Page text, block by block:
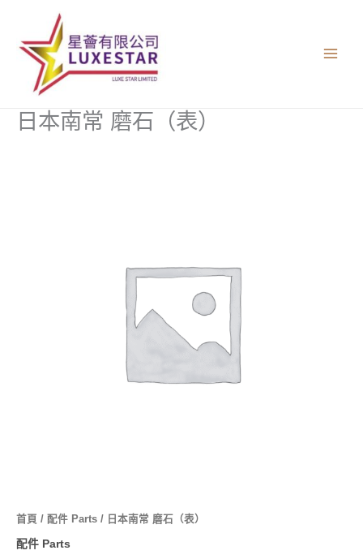
日本南常 磨石（表）
首頁 / 配件 Parts / 日本南常 磨石（表）
配件 Parts